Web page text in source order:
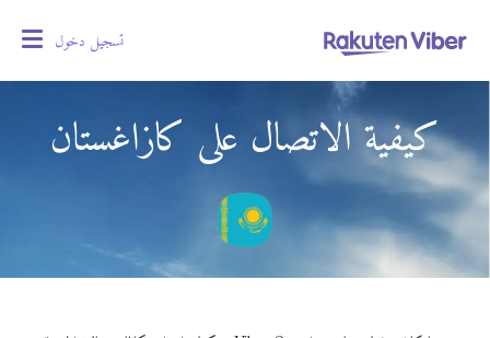
تسجيل دخول
كيفية الاتصال على كازاغستان